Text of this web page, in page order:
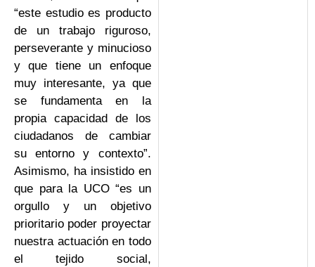
“este estudio es producto
de un trabajo riguroso,
perseverante y minucioso
y que tiene un enfoque
muy interesante, ya que
se fundamenta en la
propia capacidad de los
ciudadanos de cambiar
su entorno y contexto”.
Asimismo, ha insistido en
que para la UCO “es un
orgullo y un objetivo
prioritario poder proyectar
nuestra actuación en todo
el tejido social,